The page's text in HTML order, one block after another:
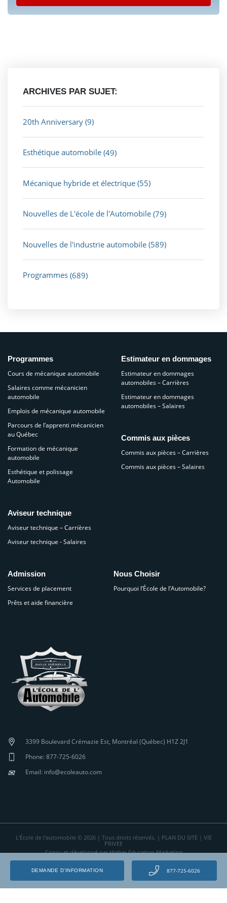
ARCHIVES PAR SUJET:
20th Anniversary (9)
Esthétique automobile (49)
Mécanique hybride et électrique (55)
Nouvelles de L'école de l'Automobile (79)
Nouvelles de l'industrie automobile (589)
Programmes (689)
DEMANDE D’INFORMATION 877-725-6026
3399 Boulevard Crémazie Est, Montréal (Québec) H1Z 2J1
Phone: 877-725-6026
✉ Email: info@ecoleauto.com
Programmes
Cours de mécanique automobile
Salaires comme mécanicien
automobile
Emplois de mécanique automobile
Parcours de l’apprenti mécanicien
au Québec
Formation de mécanique
automobile
Esthétique et polissage
Automobile
Aviseur technique
Aviseur technique – Carrières
Aviseur technique - Salaires
Estimateur en dommages
Estimateur en dommages
automobiles – Carrières
Estimateur en dommages
automobiles – Salaires
Commis aux pièces
Commis aux pièces – Carrières
Commis aux pièces – Salaires
Admission
Services de placement
Prêts et aide financière
Nous Choisir
Pourquoi l’École de l’Automobile?
L'École de l'automobile © 2026 | Tous droits réservés. | PLAN DU SITE| VIE
PRIVEE
Conçu et développé par Higher Education Marketing